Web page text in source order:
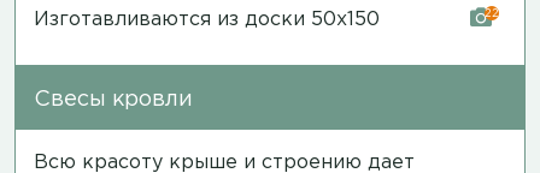
Изготавливаются из доски 50х150 22
Свесы кровли
Всю красоту крыше и строению дает